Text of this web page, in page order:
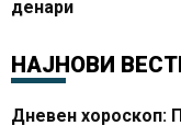
денари
НАЈНОВИ
Дневен хороскоп: